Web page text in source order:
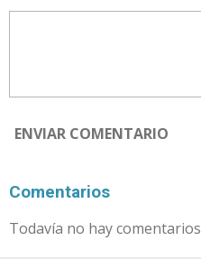
ENVIAR COMENTARIO
Comentarios
Todavía no hay comentarios